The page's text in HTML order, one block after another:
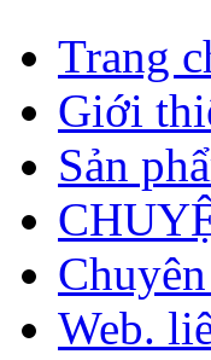
Trang
Giới
Sản
Web.